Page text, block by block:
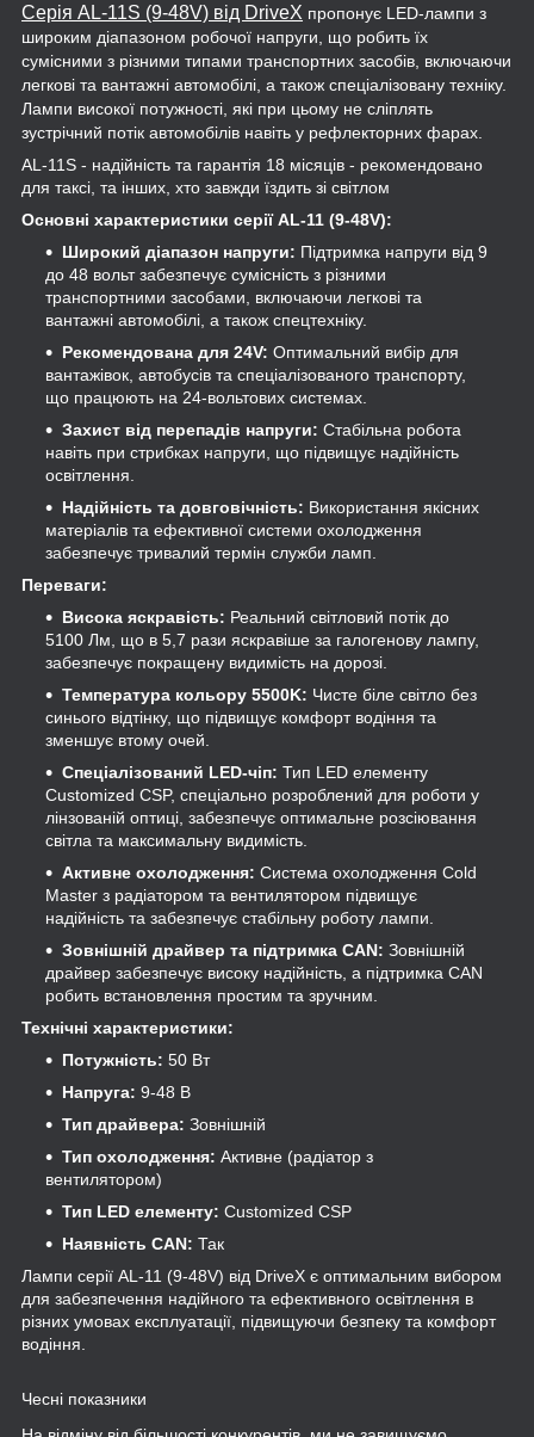
Серія AL-11S (9-48V) від DriveX пропонує LED-лампи з
широким діапазоном робочої напруги, що робить їх
сумісними з різними типами транспортних засобів, включаючи
легкові та вантажні автомобілі, а також спеціалізовану техніку.
Лампи високої потужності, які при цьому не сліплять
зустрічний потік автомобілів навіть у рефлекторних фарах.
AL-11S - надійність та гарантія 18 місяців - рекомендовано
для таксі, та інших, хто завжди їздить зі світлом
Основні характеристики серії AL-11 (9-48V):
Широкий діапазон напруги: Підтримка напруги від 9
до 48 вольт забезпечує сумісність з різними
транспортними засобами, включаючи легкові та
вантажні автомобілі, а також спецтехніку.
Рекомендована для 24V: Оптимальний вибір для
вантажівок, автобусів та спеціалізованого транспорту,
що працюють на 24-вольтових системах.
Захист від перепадів напруги: Стабільна робота
навіть при стрибках напруги, що підвищує надійність
освітлення.
Надійність та довговічність: Використання якісних
матеріалів та ефективної системи охолодження
забезпечує тривалий термін служби ламп.
Переваги:
Висока яскравість: Реальний світловий потік до
5100 Лм, що в 5,7 рази яскравіше за галогенову лампу,
забезпечує покращену видимість на дорозі.
Температура кольору 5500K: Чисте біле світло без
синього відтінку, що підвищує комфорт водіння та
зменшує втому очей.
Спеціалізований LED-чіп: Тип LED елементу
Customized CSP, спеціально розроблений для роботи у
лінзованій оптиці, забезпечує оптимальне розсіювання
світла та максимальну видимість.
Активне охолодження: Система охолодження Cold
Master з радіатором та вентилятором підвищує
надійність та забезпечує стабільну роботу лампи.
Зовнішній драйвер та підтримка CAN: Зовнішній
драйвер забезпечує високу надійність, а підтримка CAN
робить встановлення простим та зручним.
Технічні характеристики:
Потужність: 50 Вт
Напруга: 9-48 В
Тип драйвера: Зовнішній
Тип охолодження: Активне (радіатор з
вентилятором)
Тип LED елементу: Customized CSP
Наявність CAN: Так
Лампи серії AL-11 (9-48V) від DriveX є оптимальним вибором
для забезпечення надійного та ефективного освітлення в
різних умовах експлуатації, підвищуючи безпеку та комфорт
водіння.
Чесні показники